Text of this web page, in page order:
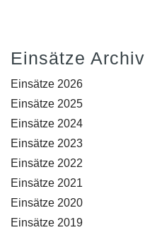
Einsätze Archiv
Einsätze 2026
Einsätze 2025
Einsätze 2024
Einsätze 2023
Einsätze 2022
Einsätze 2021
Einsätze 2020
Einsätze 2019